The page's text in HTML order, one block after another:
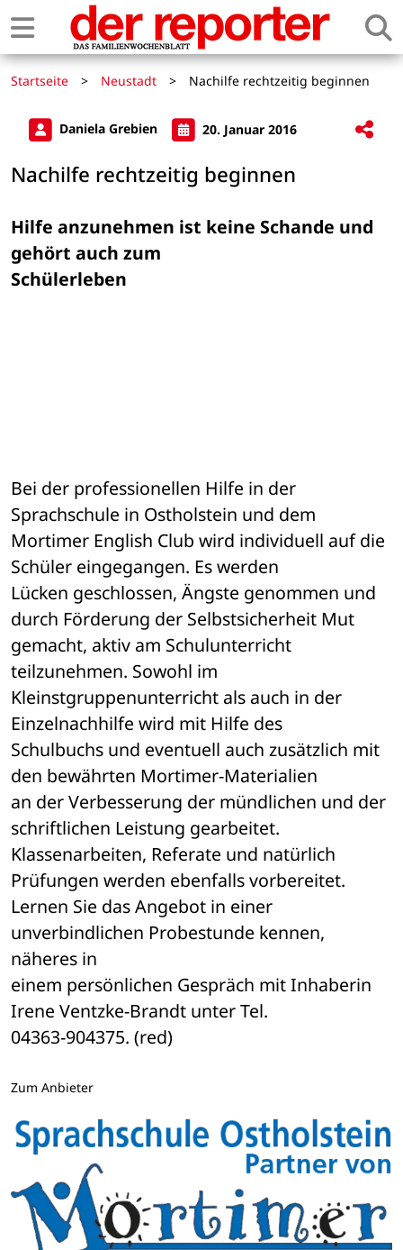
Startseite > Neustadt > Nachilfe rechtzeitig beginnen
Daniela Grebien 20. Januar 2016
Nachilfe rechtzeitig beginnen
Hilfe anzunehmen ist keine Schande und
gehört auch zum
Schülerleben
Bei der professionellen Hilfe in der
Sprachschule in Ostholstein und dem
Mortimer English Club wird individuell auf die
Schüler eingegangen. Es werden
Lücken geschlossen, Ängste genommen und
durch Förderung der Selbstsicherheit Mut
gemacht, aktiv am Schulunterricht
teilzunehmen. Sowohl im
Kleinstgruppenunterricht als auch in der
Einzelnachhilfe wird mit Hilfe des
Schulbuchs und eventuell auch zusätzlich mit
den bewährten Mortimer-Materialien
an der Verbesserung der mündlichen und der
schriftlichen Leistung gearbeitet.
Klassenarbeiten, Referate und natürlich
Prüfungen werden ebenfalls vorbereitet.
Lernen Sie das Angebot in einer
unverbindlichen Probestunde kennen,
näheres in
einem persönlichen Gespräch mit Inhaberin
Irene Ventzke-Brandt unter Tel.
04363-904375. (red)
Zum Anbieter